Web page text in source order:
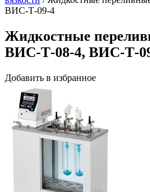
ВИС-Т-09-4
Жидкостные
ВИС-Т-08-4, ВИС-Т-
Добавить в избранное